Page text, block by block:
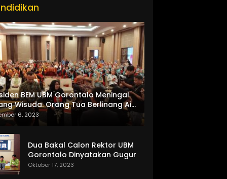
BEM UBM Gorontalo Meningal
Wisuda. Orang Tua Berlinang Air
Menerima SKL dan Pemasangan
6, 2023
Dua Bakal Calon Rektor UBM
Gorontalo Dinyatakan Gugur
Oktober 17, 2023